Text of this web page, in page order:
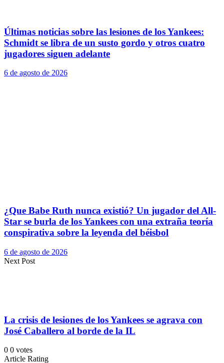
Últimas noticias sobre las lesiones de los Yankees:
Schmidt se libra de un susto gordo y otros cuatro
jugadores siguen adelante
6 de agosto de 2026
¿Que Babe Ruth nunca existió? Un jugador del All-
Star se burla de los Yankees con una extraña teoría
conspirativa sobre la leyenda del béisbol
6 de agosto de 2026
Next Post
La crisis de lesiones de los Yankees se agrava con
José Caballero al borde de la IL
0 0 votes
Article Rating